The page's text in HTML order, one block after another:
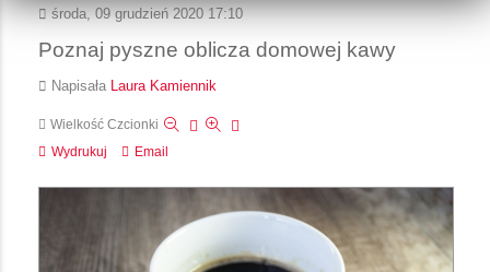
środa, 09 grudzień 2020 17:10
Poznaj pyszne oblicza domowej kawy
Napisała Laura Kamiennik
Wielkość Czcionki
Wydrukuj
Email